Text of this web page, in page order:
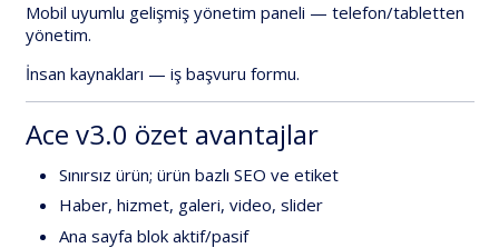
Mobil uyumlu gelişmiş yönetim paneli — telefon/tabletten
yönetim.
İnsan kaynakları — iş başvuru formu.
Ace v3.0 özet avantajlar
Sınırsız ürün; ürün bazlı SEO ve etiket
Haber, hizmet, galeri, video, slider
Ana sayfa blok aktif/pasif